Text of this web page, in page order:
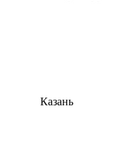
Казань